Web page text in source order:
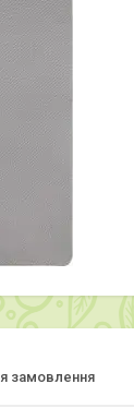
замовлення